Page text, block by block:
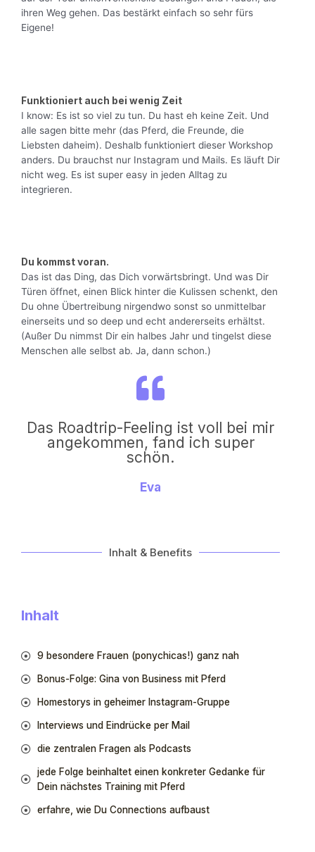
ihren Weg gehen. Das bestärkt einfach so sehr fürs
Eigene!
Funktioniert auch bei wenig Zeit
I know: Es ist so viel zu tun. Du hast eh keine Zeit. Und
alle sagen bitte mehr (das Pferd, die Freunde, die
Liebsten daheim). Deshalb funktioniert dieser Workshop
anders. Du brauchst nur Instagram und Mails. Es läuft Dir
nicht weg. Es ist super easy in jeden Alltag zu
integrieren.
Du kommst voran.
Das ist das Ding, das Dich vorwärtsbringt. Und was Dir
Türen öffnet, einen Blick hinter die Kulissen schenkt, den
Du ohne Übertreibung nirgendwo sonst so unmittelbar
einerseits und so deep und echt andererseits erhältst.
(Außer Du nimmst Dir ein halbes Jahr und tingelst diese
Menschen alle selbst ab. Ja, dann schon.)
Das Roadtrip-Feeling ist voll bei mir
angekommen, fand ich super
schön.
Eva
Inhalt & Benefits
Inhalt
9 besondere Frauen (ponychicas!) ganz nah
Bonus-Folge: Gina von Business mit Pferd
Homestorys in geheimer Instagram-Gruppe
Interviews und Eindrücke per Mail
die zentralen Fragen als Podcasts
jede Folge beinhaltet einen konkreter Gedanke für
Dein nächstes Training mit Pferd
erfahre, wie Du Connections aufbaust